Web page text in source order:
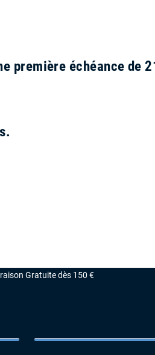
première échéance de
Gratuite dès 150 €